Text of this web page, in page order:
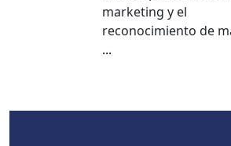
marketing y el
reconocimiento de
...